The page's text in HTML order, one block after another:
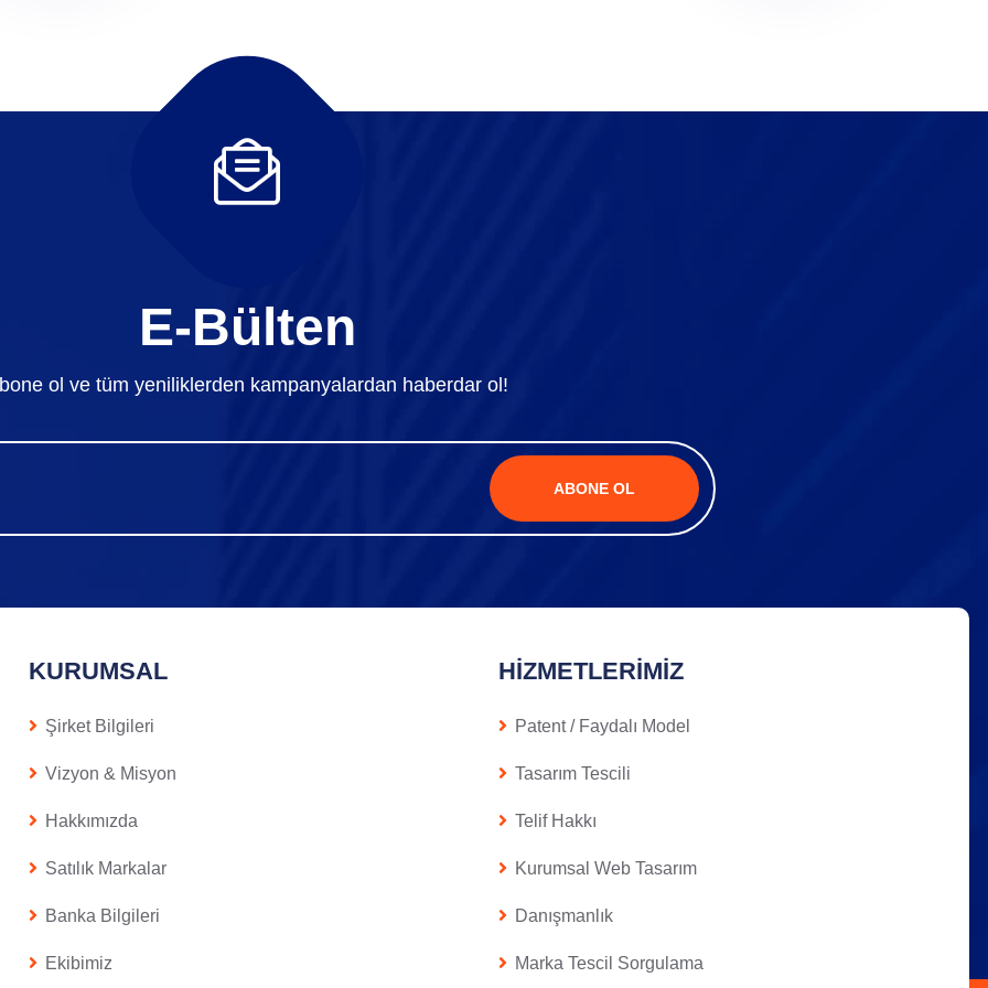
E-Bülten
ol ve tüm yeniliklerden kampanyalardan haberdar ol!
ABONE OL
KURUMSAL
Şirket Bilgileri
Vizyon & Misyon
Hakkımızda
Satılık Markalar
Banka Bilgileri
Ekibimiz
HIZMETLERIMIZ
Patent / Faydalı Model
Tasarım Tescili
Telif Hakkı
Kurumsal Web Tasarım
Danışmanlık
Marka Tescil Sorgulama